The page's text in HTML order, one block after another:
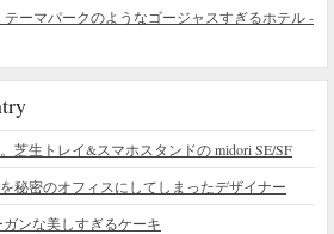
ーマパークのようなゴージャスすぎるホテル -
芝生トレイ&スマホスタンドの midori SE/SF
秘密のオフィスにしてしまったデザイナー
ンな美しすぎるケーキ